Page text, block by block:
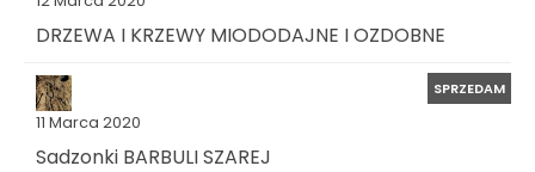
DRZEWA I KRZEWY MIODODAJNE I OZDOBNE
11 Marca 2020
SPRZEDAM
Sadzonki BARBULI SZAREJ